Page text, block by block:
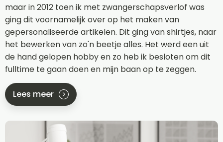
maar in 2012 toen ik met zwangerschapsverlof was
ging dit voornamelijk over op het maken van
gepersonaliseerde artikelen. Dit ging van shirtjes, naar
het bewerken van zo'n beetje alles. Het werd een uit
de hand gelopen hobby en zo heb ik besloten om dit
fulltime te gaan doen en mijn baan op te zeggen.
Lees meer